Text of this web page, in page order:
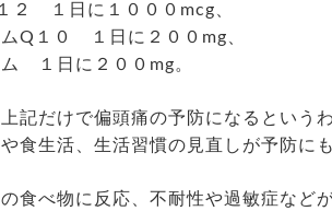
２ １日に１０００mcg、
Q１０ １日に２００mg、
１日に２００mg。
記だけで偏頭痛の予防になるという
食生活、生活習慣の見直しが予防に
食べ物に反応、不耐性や過敏症など